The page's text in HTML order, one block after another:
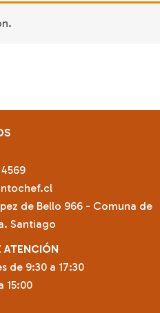
de Bello 966 - Comuna de
Santiago
ATENCIÓN
de 9:30 a 17:30
15:00